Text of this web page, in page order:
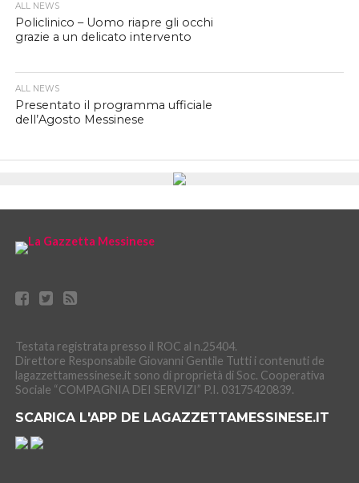
ALL NEWS
Policlinico – Uomo riapre gli occhi
grazie a un delicato intervento
ALL NEWS
Presentato il programma ufficiale
dell’Agosto Messinese
Testata registrata presso il ROC al n.25404.
Direttore Responsabile Giovanni Gentile Tutti i contenuti de
lagazzettamessinese.it sono di proprietà di Soc. Cooperativa
Sociale “COMPAGNIA DEI SERVIZI” P.I. 03175420839.
SCARICA L'APP DE LAGAZZETTAMESSINESE.IT